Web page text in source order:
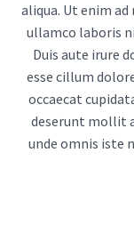
aliqua. Ut enim
ullamco laboris
Duis aute irure
esse cillum
occaecat
deserunt mollit
unde omnis iste